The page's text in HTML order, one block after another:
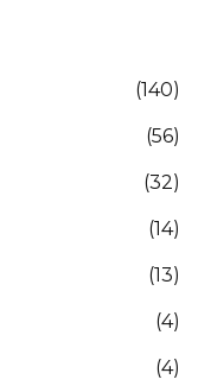
(140)
(56)
(32)
(14)
(13)
(4)
(4)